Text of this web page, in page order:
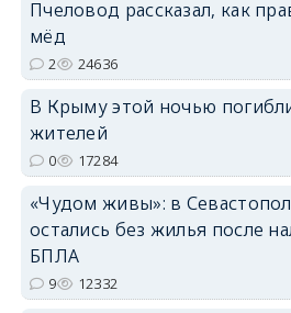
Пчеловод рассказал, как
мёд
2 24636
В Крыму этой ночью
жителей
0 17284
«Чудом живы»: в
остались без жилья после
БПЛА
9 12332